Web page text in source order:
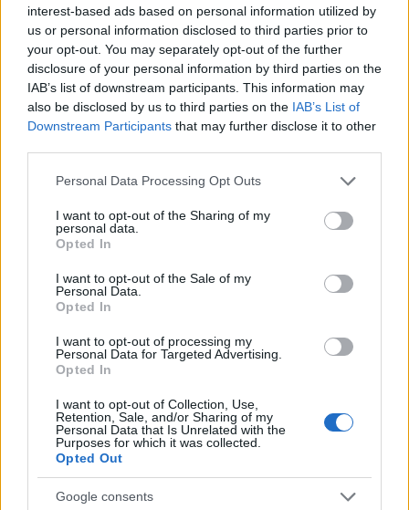
interest-based ads based on personal information utilized by
us or personal information disclosed to third parties prior to
your opt-out. You may separately opt-out of the further
disclosure of your personal information by third parties on the
IAB’s list of downstream participants. This information may
also be disclosed by us to third parties on the IAB’s List of
Downstream Participants that may further disclose it to other
Please note that this website/app uses one or more Google
not limited to your visit or usage behaviour. You may click to
grant or deny consent to Google and its third-party tags to
use your data for below specified purposes in below Google
consent section.
Personal Data Processing Opt Outs
I want to opt-out of the Sharing of my
personal data.
Opted In
I want to opt-out of the Sale of my
Personal Data.
Opted In
I want to opt-out of processing my
Personal Data for Targeted Advertising.
Opted In
I want to opt-out of Collection, Use,
Retention, Sale, and/or Sharing of my
Personal Data that Is Unrelated with the
Purposes for which it was collected.
Opted Out
Google consents